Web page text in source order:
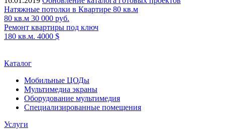
Натяжные потолки в Квартире 80 кв.м
80 кв.м 30 000 руб.
Ремонт квартиры под ключ
180 кв.м. 4000 $
Каталог
Мобильные ЦОДы
Мультимедиа экраны
Оборудование мультимедия
Специализированные помещения
Услуги